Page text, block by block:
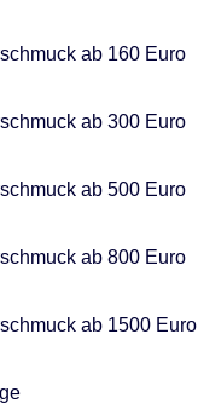
ab 160 Euro
ab 300 Euro
ab 500 Euro
ab 800 Euro
ab 1500 Euro